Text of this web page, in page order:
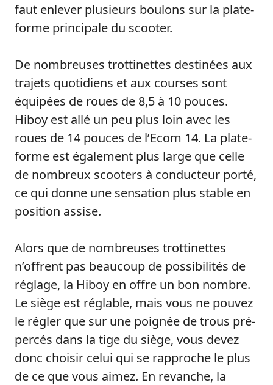
faut enlever plusieurs boulons sur la plate-
forme principale du scooter.
De nombreuses trottinettes destinées aux
trajets quotidiens et aux courses sont
équipées de roues de 8,5 à 10 pouces.
Hiboy est allé un peu plus loin avec les
roues de 14 pouces de l’Ecom 14. La plate-
forme est également plus large que celle
de nombreux scooters à conducteur porté,
ce qui donne une sensation plus stable en
position assise.
Alors que de nombreuses trottinettes
n’offrent pas beaucoup de possibilités de
réglage, la Hiboy en offre un bon nombre.
Le siège est réglable, mais vous ne pouvez
le régler que sur une poignée de trous pré-
percés dans la tige du siège, vous devez
donc choisir celui qui se rapproche le plus
de ce que vous aimez. En revanche, la